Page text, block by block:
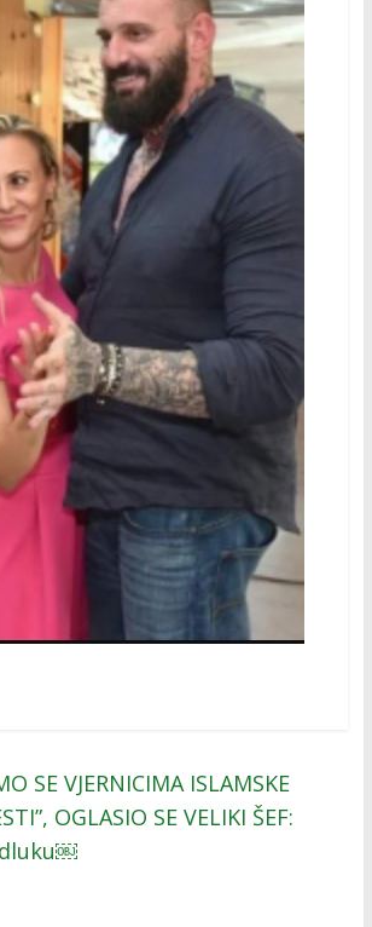
SE VJERNICIMA ISLAMSKE
OGLASIO SE VELIKI ŠEF: